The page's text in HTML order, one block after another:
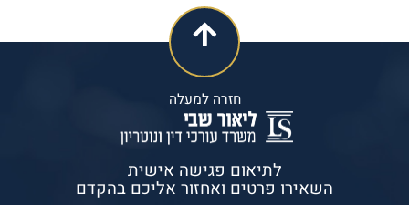
חזרה למעלה
לתיאום פגישה אישית
השאירו פרטים ואחזור אליכם בהקדם